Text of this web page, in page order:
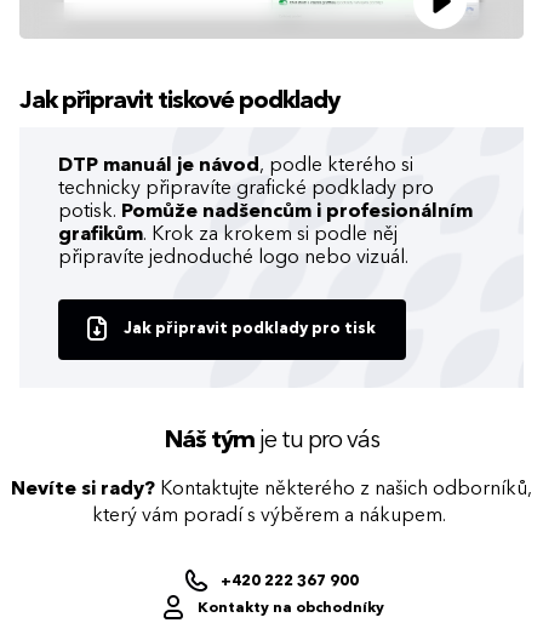
Jak připravit tiskové podklady
DTP manuál je návod , podle kterého si
technicky připravíte grafické podklady pro
potisk. Pomůže nadšencům i profesionálním
grafikům. Krok za krokem si podle něj
připravíte jednoduché logo nebo vizuál.
Jak připravit podklady pro tisk
Náš týmje tu pro vás
Nevíte si rady? Kontaktujte některého z našich odborníků,
který vám poradí s výběrem a nákupem.
+420 222 367 900
Kontakty na obchodníky